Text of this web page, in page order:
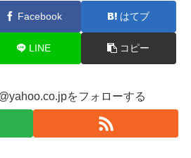
Facebook はてブ
LINE コピー
をフォローする